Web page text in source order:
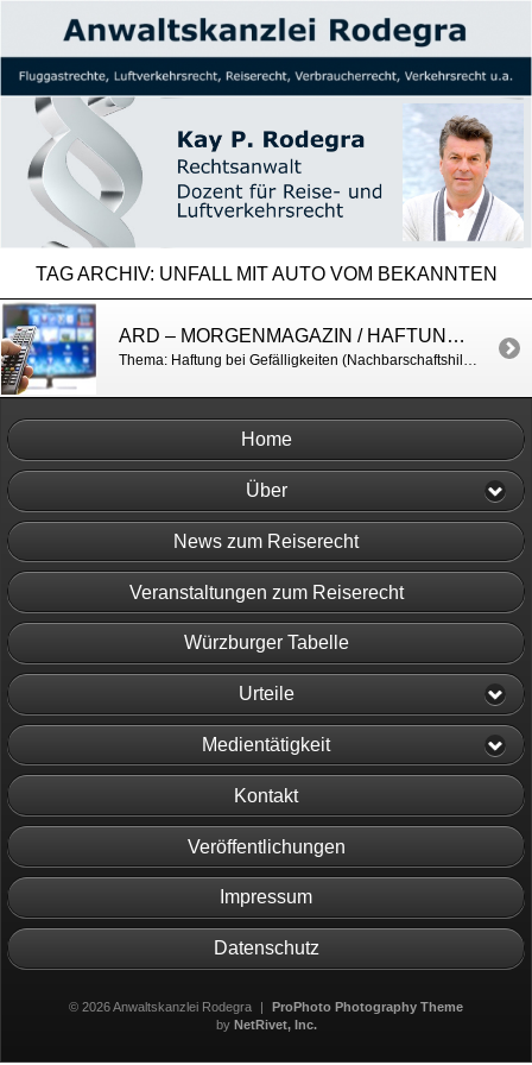
TAG ARCHIV: UNFALL MIT AUTO VOM BEKANNTEN
ARD – MORGENMAGAZIN / HAFTUNG BEI GEFÄLLIGKEITEN
Thema: Haftung bei Gefälligkeiten (Nachbarschaftshilfe u.a.) http://www.daserste.de/information/politik-weltgeschehen/morgenmagazin/service/service-Haftung-bei-Gefaelligkeiten-100.html
Home
Über
News zum Reiserecht
Veranstaltungen zum Reiserecht
Würzburger Tabelle
Urteile
Medientätigkeit
Kontakt
Veröffentlichungen
Impressum
Datenschutz
© 2026 Anwaltskanzlei Rodegra |
ProPhoto Photography Theme
by NetRivet, Inc.